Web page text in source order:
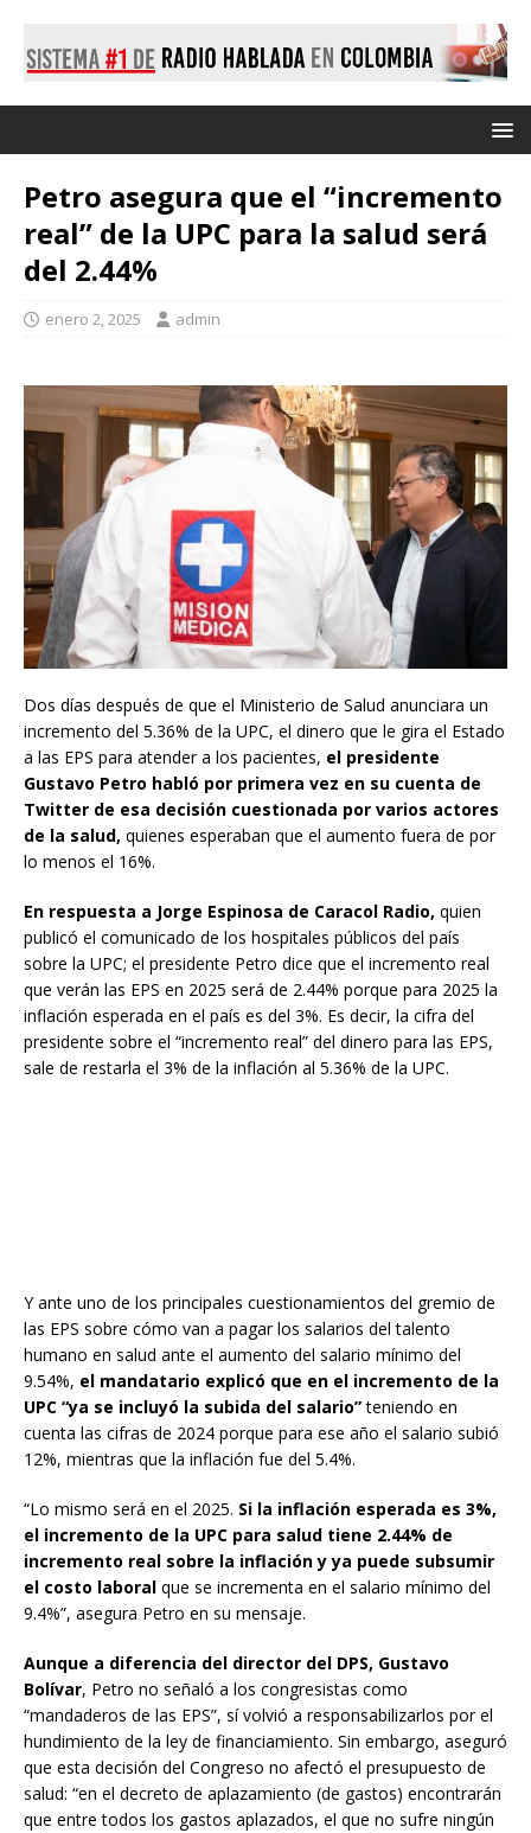
Petro asegura que el “incremento
real” de la UPC para la salud será
del 2.44%
enero 2, 2025 admin
Dos días después de que el Ministerio de Salud anunciara un
incremento del 5.36% de la UPC, el dinero que le gira el Estado
a las EPS para atender a los pacientes, el presidente
Gustavo Petro habló por primera vez en su cuenta de
Twitter de esa decisión cuestionada por varios actores
de la salud, quienes esperaban que el aumento fuera de por
lo menos el 16%.
En respuesta a Jorge Espinosa de Caracol Radio, quien
publicó el comunicado de los hospitales públicos del país
sobre la UPC; el presidente Petro dice que el incremento real
que verán las EPS en 2025 será de 2.44% porque para 2025 la
inflación esperada en el país es del 3%. Es decir, la cifra del
presidente sobre el “incremento real” del dinero para las EPS,
sale de restarla el 3% de la inflación al 5.36% de la UPC.
Y ante uno de los principales cuestionamientos del gremio de
las EPS sobre cómo van a pagar los salarios del talento
humano en salud ante el aumento del salario mínimo del
9.54%, el mandatario explicó que en el incremento de la
UPC “ya se incluyó la subida del salario”teniendo en
cuenta las cifras de 2024 porque para ese año el salario subió
12%, mientras que la inflación fue del 5.4%.
“Lo mismo será en el 2025. Si la inflación esperada es 3%,
el incremento de la UPC para salud tiene 2.44% de
incremento real sobre la inflación y ya puede subsumir
el costo laboral que se incrementa en el salario mínimo del
9.4%”, asegura Petro en su mensaje.
Aunque a diferencia del director del DPS, Gustavo
Bolívar, Petro no señaló a los congresistas como
“mandaderos de las EPS”, sí volvió a responsabilizarlos por el
hundimiento de la ley de financiamiento. Sin embargo, aseguró
que esta decisión del Congreso no afectó el presupuesto de
salud: “en el decreto de aplazamiento (de gastos) encontrarán
que entre todos los gastos aplazados, el que no sufre ningún